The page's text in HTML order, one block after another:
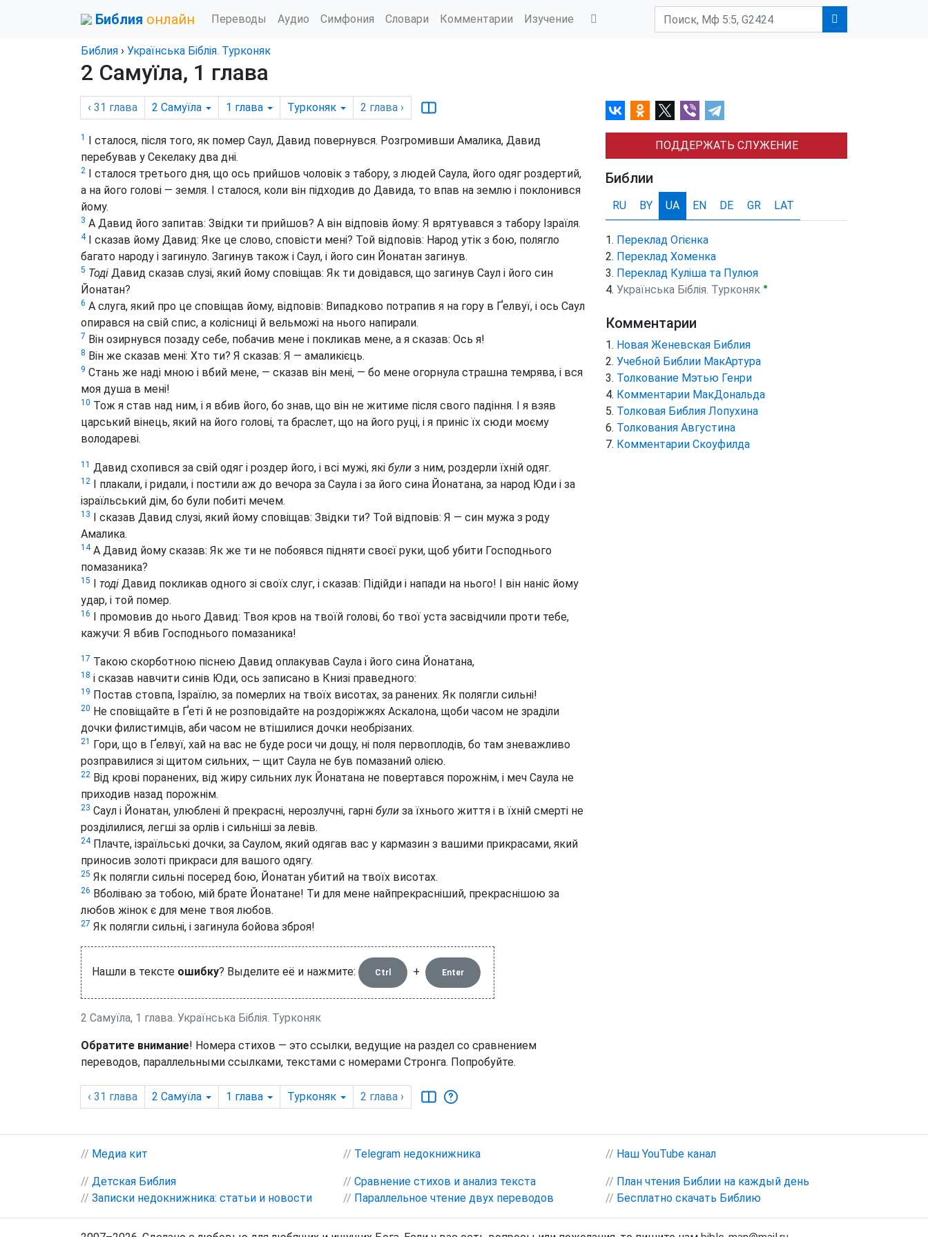
Библия онлайн Переводы Аудио Симфония Словари Комментарии Изучение
Библия › Українська Біблія. Турконяк
2 Самуїла, 1 глава
‹ 31 глава 2 Самуїла 1 глава Турконяк 2 глава ›
1 І сталося, після того, як помер Саул, Давид повернувся. Розгромивши Амалика, Давид
перебував у Секелаку два дні.
2 І сталося третього дня, що ось прийшов чоловік з табору, з людей Саула, його одяг роздертий,
а на його голові — земля. І сталося, коли він підходив до Давида, то впав на землю і поклонився
йому.
3 А Давид його запитав: Звідки ти прийшов? А він відповів йому: Я врятувався з табору Ізраїля.
4І сказав йому Давид: Яке це слово, сповісти мені? Той відповів: Народ утік з бою, полягло
багато народу і загинуло. Загинув також і Саул, і його син Йонатан загинув.
5 Тоді Давид сказав слузі, який йому сповіщав: Як ти довідався, що загинув Саул і його син
Йонатан?
6 А слуга, який про це сповіщав йому, відповів: Випадково потрапив я на гору в Ґелвуї, і ось Саул
опирався на свій спис, а колісниці й вельможі на нього напирали.
7 Він озирнувся позаду себе, побачив мене і покликав мене, а я сказав: Ось я!
8 Він же сказав мені: Хто ти? Я сказав: Я — амаликієць.
9 Стань же наді мною і вбий мене, — сказав він мені, — бо мене огорнула страшна темрява, і вся
моя душа в мені!
10 Тож я став над ним, і я вбив його, бо знав, що він не житиме після свого падіння. І я взяв
царський вінець, який на його голові, та браслет, що на його руці, і я приніс їх сюди моєму
володареві.
11 Давид схопився за свій одяг і роздер його, і всі мужі, які були з ним, роздерли їхній одяг.
12 І плакали, і ридали, і постили аж до вечора за Саула і за його сина Йонатана, за народ Юди і за
ізраїльський дім, бо були побиті мечем.
13 І сказав Давид слузі, який йому сповіщав: Звідки ти? Той відповів: Я — син мужа з роду
Амалика.
14А Давид йому сказав: Як же ти не побоявся підняти своєї руки, щоб убити Господнього
помазаника?
15 І тоді Давид покликав одного зі своїх слуг, і сказав: Підійди і напади на нього! І він наніс йому
удар, і той помер.
16 І промовив до нього Давид: Твоя кров на твоїй голові, бо твої уста засвідчили проти тебе,
кажучи: Я вбив Господнього помазаника!
17 Такою скорботною піснею Давид оплакував Саула і його сина Йонатана,
18 і сказав навчити синів Юди, ось записано в Книзі праведного:
19 Постав стовпа, Ізраїлю, за померлих на твоїх висотах, за ранених. Як полягли сильні!
20 Не сповіщайте в Ґеті й не розповідайте на роздоріжжях Аскалона, щоби часом не зраділи
дочки филистимців, аби часом не втішилися дочки необрізаних.
21
Гори, що в Ґелвуї, хай на вас не буде роси чи дощу, ні поля первоплодів, бо там зневажливо
розправилися зі щитом сильних, — щит Саула не був помазаний олією.
22 Від крові поранених, від жиру сильних лук Йонатана не повертався порожнім, і меч Саула не
приходив назад порожнім.
23 Саул і Йонатан, улюблені й прекрасні, нерозлучні, гарні були за їхнього життя і в їхній смерті не
розділилися, легші за орлів і сильніші за левів.
24Плачте, ізраїльські дочки, за Саулом, який одягав вас у кармазин з вашими прикрасами, який
приносив золоті прикраси для вашого одягу.
25 Як полягли сильні посеред бою, Йонатан убитий на твоїх висотах.
26 Вболіваю за тобою, мій брате Йонатане! Ти для мене найпрекрасніший, прекраснішою за
любов жінок є для мене твоя любов.
27 Як полягли сильні, і загинула бойова зброя!
Нашли в тексте ошибку? Выделите её и нажмите: Ctrl + Enter
2 Самуїла, 1 глава. Українська Біблія. Турконяк
Обратите внимание! Номера стихов — это ссылки, ведущие на раздел со сравнением
переводов, параллельными ссылками, текстами с номерами Стронга. Попробуйте.
‹ 31 глава 2 Самуїла 1 глава Турконяк 2 глава ›
ПОДДЕРЖАТЬ СЛУЖЕНИЕ
Библии
RU BY UA EN DE GR LAT
Переклад Огієнка
Переклад Хоменка
Переклад Куліша та Пулюя
Українська Біблія. Турконяк ●
Комментарии
Новая Женевская Библия
Учебной Библии МакАртура
Толкование Мэтью Генри
Комментарии МакДональда
Толковая Библия Лопухина
Толкования Августина
Комментарии Скоуфилда
// Медиа кит // Telegram недокнижника // Наш YouTube канал
// Детская Библия
// Записки недокнижника: статьи и новости
// Сравнение стихов и анализ текста
// Параллельное чтение двух переводов
// План чтения Библии на каждый день
// Бесплатно скачать Библию